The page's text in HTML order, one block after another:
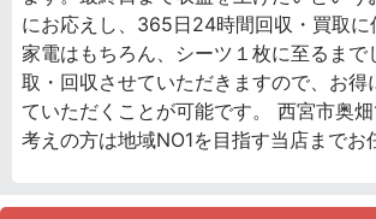
にお応えし、365日24時間回収・買取
家電はもちろん、シーツ１枚に至るまで
取・回収させていただきますので、お得
ていただくことが可能です。 西宮市奥
考えの方は地域NO1を目指す当店までお